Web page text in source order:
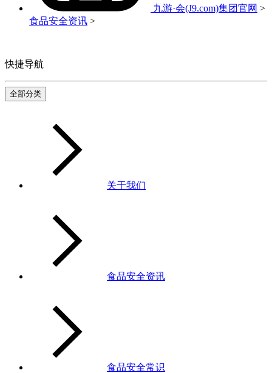
九游·会(J9.com)集团官网 >
食品安全资讯 >
快捷导航
全部分类
关于我们
食品安全资讯
食品安全常识